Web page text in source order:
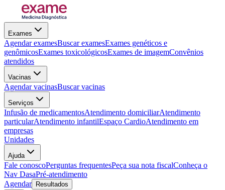
Exames
Agendar examesBuscar examesExames genéticos e
genômicosExames toxicológicosExames de imagemConvênios
atendidos
Vacinas
Agendar vacinasBuscar vacinas
Serviços
Infusão de medicamentosAtendimento domiciliarAtendimento
particularAtendimento infantilEspaço CardioAtendimento em
empresas
Unidades
Ajuda
Fale conoscoPerguntas frequentesPeça sua nota fiscalConheça o
Nav DasaPré-atendimento
Agendar
Resultados